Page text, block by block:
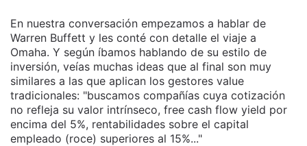
En nuestra conversación empezamos a hablar de
Warren Buffett y les conté con detalle el viaje a
Omaha. Y según íbamos hablando de su estilo de
inversión, veías muchas ideas que al final son muy
similares a las que aplican los gestores value
tradicionales: "buscamos compañías cuya cotización
no refleja su valor intrínseco, free cash flow yield por
encima del 5%, rentabilidades sobre el capital
empleado (roce) superiores al 15%..."